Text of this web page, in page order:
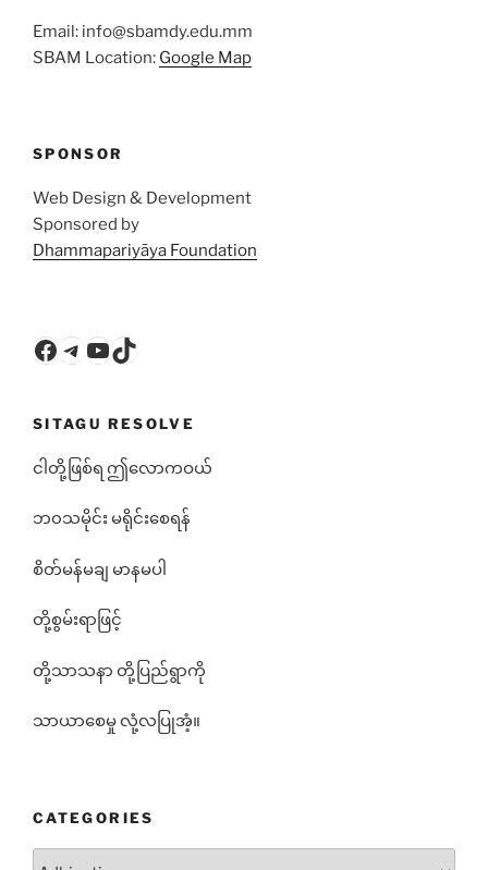
Email: info@sbamdy.edu.mm
SBAM Location: Google Map
SPONSOR
Web Design & Development
Sponsored by
Dhammapariyāya Foundation
Facebook
Telegram
YouTube
TikTok
SITAGU RESOLVE
ငါတို့ဖြစ်ရ ဤလောကဝယ်
ဘ၀သမိုင်း မရိုင်းစေရန်
စိတ်မန်မချ မာနမပါ
တို့စွမ်းရာဖြင့်
တို့သာသနာ တို့ပြည်ရွာကို
သာယာစေမှု လုံ့လပြုအံ့။
CATEGORIES